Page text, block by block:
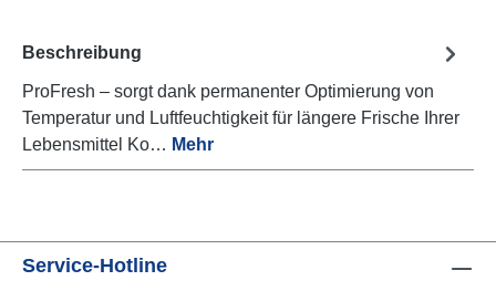
Beschreibung
ProFresh – sorgt dank permanenter Optimierung von
Temperatur und Luftfeuchtigkeit für längere Frische Ihrer
Lebensmittel Ko… Mehr
Service-Hotline